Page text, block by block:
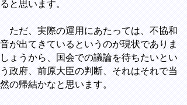
ると思います。
ただ、実際の運用にあたっては、不協和
音が出てきているというのが現状でありま
しょうから、国会での議論を待ちたいとい
う政府、前原大臣の判断、それはそれで当
然の帰結かなと思います。